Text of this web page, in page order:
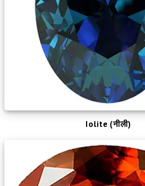
Iolite (नीली)